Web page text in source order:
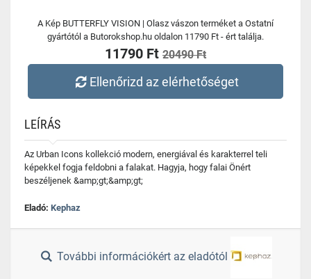
A Kép BUTTERFLY VISION | Olasz vászon terméket a Ostatní
gyártótól a Butorokshop.hu oldalon 11790 Ft - ért találja.
11790 Ft 20490 Ft
Ellenőrizd az elérhetőséget
LEÍRÁS
Az Urban Icons kollekció modern, energiával és karakterrel teli
képekkel fogja feldobni a falakat. Hagyja, hogy falai Önért
beszéljenek &amp;gt;&amp;gt;
Eladó: Kephaz
További információkért az eladótól